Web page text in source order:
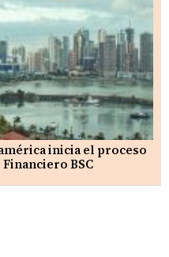
inicia el proceso
BSC